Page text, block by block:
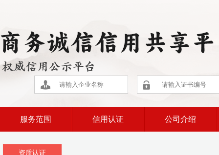
服务范围 信用认证 公司介绍
资质认证